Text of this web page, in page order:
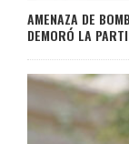
AMENAZA DE
DEMORÓ LA